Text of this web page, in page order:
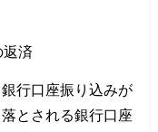
返済
行口座振り込みが
とされる銀行口座